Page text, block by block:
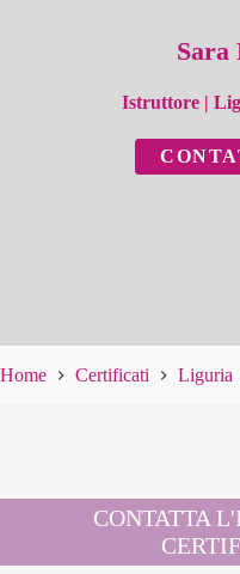
Sara
Istruttore |
Home Certificati Liguria
CONTATTA